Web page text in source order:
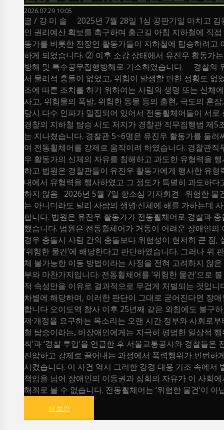
2026.07.29 10:05
글 / 강 미 솔 2025년 7월 28일 1심 공판기일 마치고 김
인 권리예산 확보를 촉구하며 출근길 아침 지하철에 직
동가를 비롯한 전장연 활동가들이 지하철에 탑승하려
하게 되었습니다. ② 이후 소강 상태에서 유진우 활동가
방해 및 특수공무집행방해로 기소하였습니다. 경찰의
서 물리적 충돌이 없었고, 위험이 발생할 만한 정황도
조에 따른 조치를 하기 위하여는 사람의 생명 또는 신체
사고, 위험물의 폭발, 위험한 동물 등의 출현, 극도의 혼
당시 다수 인파가 밀집되어 있어서 전동휠체어들이 서
경찰의 지하철 탑승 시도 저지가 경찰관 직무집행법 제
는 지나쳤습니다. 경찰관 5~6명은 유진우 활동가를 둘
여 전동휠체어를 강제로 움직이려 하였습니다. 경찰관
우 활동가의 신체의 자유를 침해하고 과도한 유형력을
하고 법원은 경찰관들이 유진우 활동가에게 행사한 유
내에서 유형력을 행사하였고 그 정도가 특별히 과도하
하지 않음 2026년 5월 7일 항소심 기자회견 위험한 물
는 아니더라도 널리 사람의 생명·신체에 해를 가하는데
합니다. 법원은 유진우 활동가가 전동휠체어로 경찰과
했습니다. 법원은 전동휠체어가 거동이 어려운 장애인
경우 충돌시 사람 간의 충돌보다 위험성이 현저히 큰 점
‘위험한 물건’에 해당한다고 판단하였습니다. 그러나
체 불가능한 이동 방법이라는 사정을 전혀 고려하지 않
부와 마찬가지입니다. 전동휠체어를 ‘위험한 물건’으로
적 속성만을 이유로 결과적으로 무겁게 처벌되는 것입
차별에 해당하며, 이러한 판단이 그대로 굳어진다면 장
합니다 오이도역 참사 이후 25년째 같은 외침에도 불구
제·개정을 요구하는 목소리는 오랜 시간 정부와 사회로
철 탑승이라는, 비장애인에게는 지극히 평범한 일상적
칙’과 ‘경찰 투입’을 언급한 후 서울교통공사와 경찰들
진압하고 강제로 끌어내는 과정에서 폭력행위가 빈번
시켰습니다. 이 사건 역시 그러한 강경 대응 기조 속에
책임을 넘어 장애인의 이동권과 집회의 자유가 이 사회
해죄로 볼 수 없습니다. 전동휠체어는 ‘위험한 물건’이
더 보기